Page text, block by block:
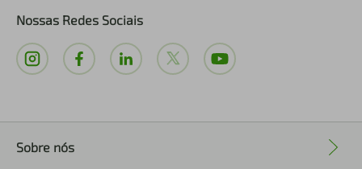
Nossas Redes Sociais
Sobre nós